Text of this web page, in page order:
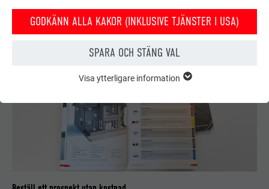
GODKÄNN ALLA KAKOR (INKLUSIVE TJÄNSTER I USA)
SPARA OCH STÄNG VAL
GRUNDLÄGGANDE
grundläggande funktioner. Detta säkerställer att webbplatsen
fungerar korrekt.
PHPSESSID
Visa information om kakor
STATISTIK (INKLUSIVE TJÄNSTER I USA)
Visa ytterligare information